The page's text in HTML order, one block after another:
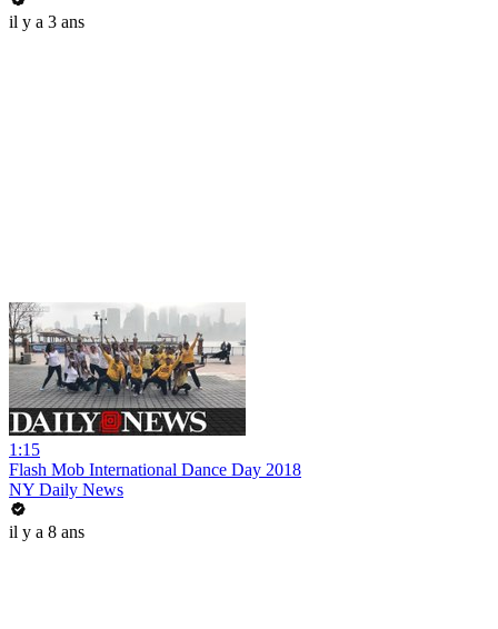
il y a 3 ans
1:15
Flash Mob International Dance Day 2018
NY Daily News
il y a 8 ans